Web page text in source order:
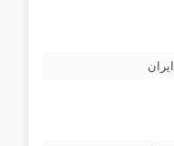
ایران